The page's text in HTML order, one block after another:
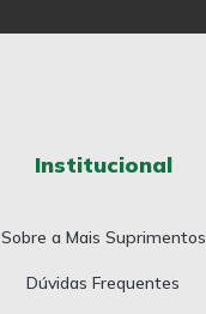
Institucional
Sobre a Mais Suprimentos
Dúvidas Frequentes